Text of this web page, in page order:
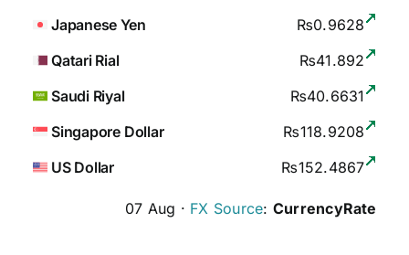
Japanese Yen
₨0.9628
Qatari Rial
₨41.892
Saudi Riyal
₨40.6631
Singapore Dollar
₨118.9208
US Dollar
₨152.4867
07 Aug · FX Source: CurrencyRate